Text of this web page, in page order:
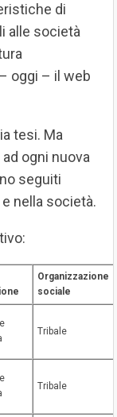
di
alle società
oggi – il web
tesi. Ma
ogni nuova
seguiti
nella società.
Organizzazione
sociale
Tribale
Tribale